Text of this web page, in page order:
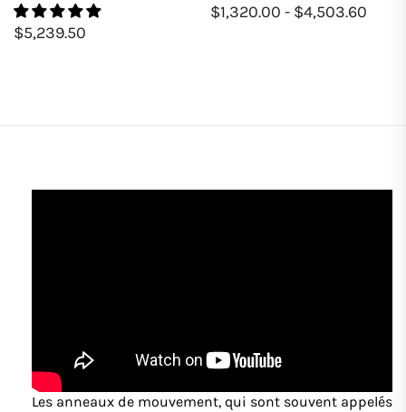
$5,239.50
$1,320.00 - $4,503.60
Les anneaux de mouvement, qui sont souvent appelés